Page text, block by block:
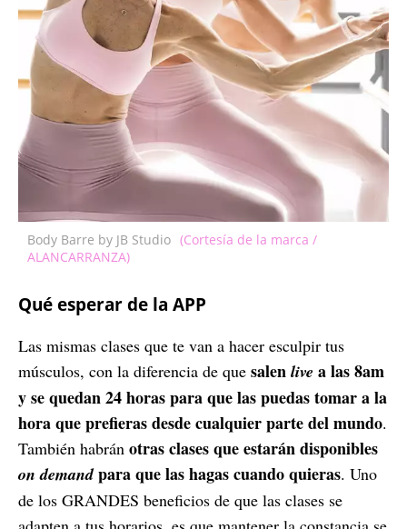
Body Barre by JB Studio (Cortesía de la marca /
ALANCARRANZA)
Qué esperar de la APP
Las mismas clases que te van a hacer esculpir tus
músculos, con la diferencia de que salen live a las 8am
y se quedan 24 horas para que las puedas tomar a la
hora que prefieras desde cualquier parte del mundo.
También habrán otras clases que estarán disponibles
on demandpara que las hagas cuando quieras. Uno
de los GRANDES beneficios de que las clases se